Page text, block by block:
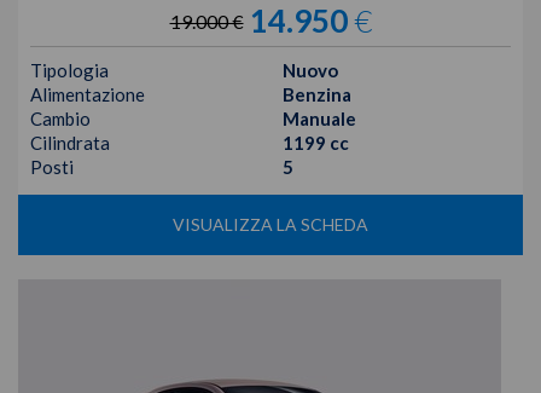
19.000 € 14.950€
Tipologia
Nuovo
Alimentazione
Benzina
Cambio
Manuale
Cilindrata
1199 cc
Posti
5
VISUALIZZA LA SCHEDA